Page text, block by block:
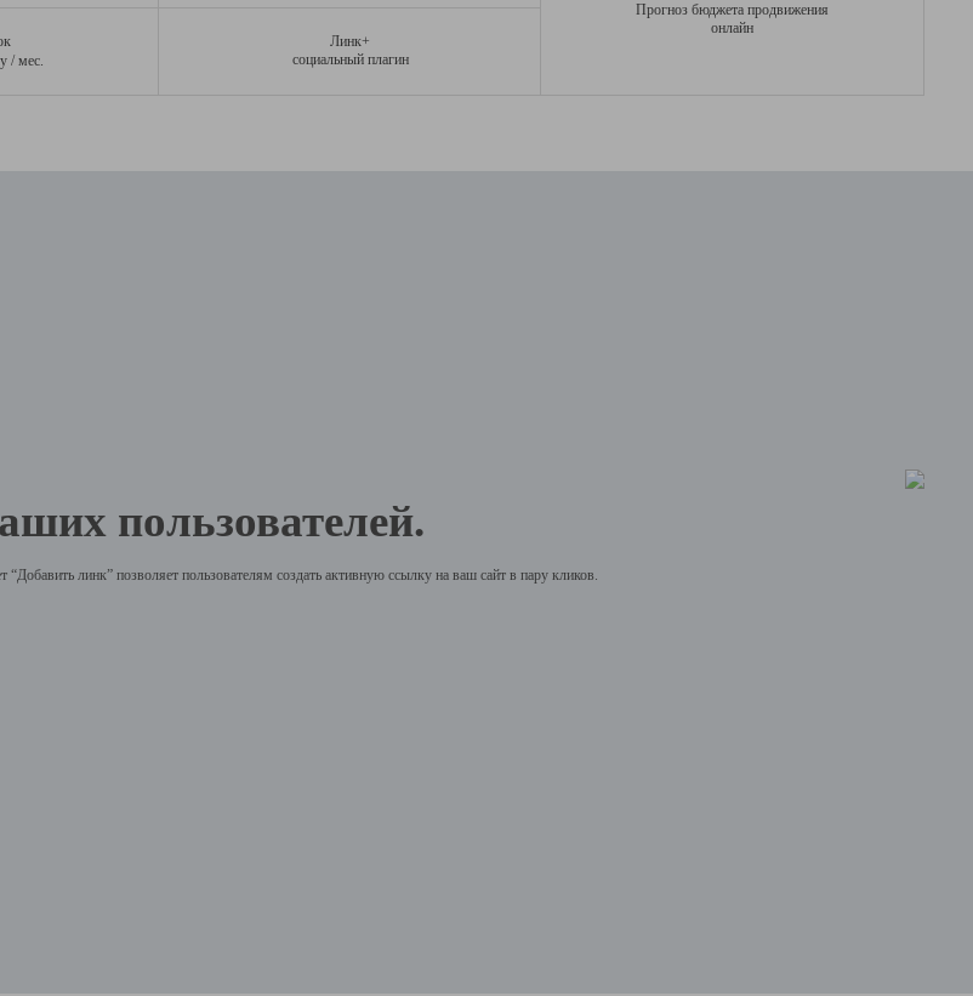
/ мес.
Линк+
социальный плагин
Прогноз бюджета продвижения
онлайн
пользователей.
линк” позволяет пользователям создать активную ссылку на ваш сайт в пару кликов.